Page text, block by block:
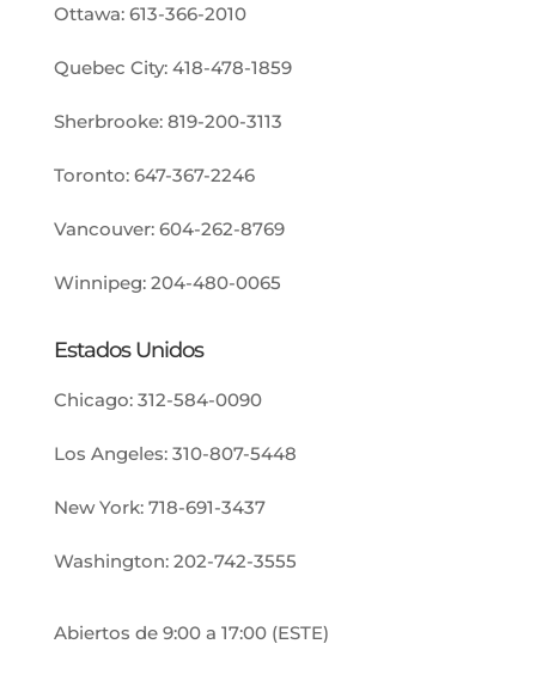
Ottawa: 613-366-2010
Quebec City: 418-478-1859
Sherbrooke: 819-200-3113
Toronto: 647-367-2246
Vancouver: 604-262-8769
Winnipeg: 204-480-0065
Estados Unidos
Chicago: 312-584-0090
Los Angeles: 310-807-5448
New York: 718-691-3437
Washington: 202-742-3555
Abiertos de 9:00 a 17:00 (ESTE)